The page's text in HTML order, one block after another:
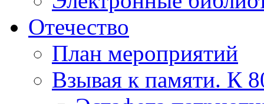
Отечество
План мероприятий
Взывая к памяти. К